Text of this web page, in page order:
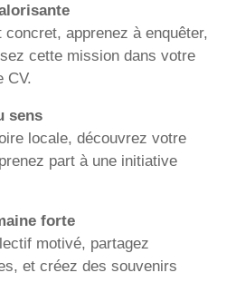
apprenez à enquêter,
cette mission dans votre
CV.
sens
locale, découvrez votre
part à une initiative
forte
motivé, partagez
et créez des souvenirs